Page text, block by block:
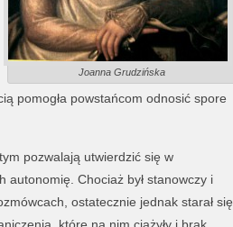
Joanna Grudzińska
pomogła powstańcom odnosić spore
pozwalają utwierdzić się w
autonomię. Chociaż był stanowczy i
ostatecznie jednak starał się